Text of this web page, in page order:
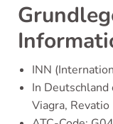
INN
In
Viagra, Revatio